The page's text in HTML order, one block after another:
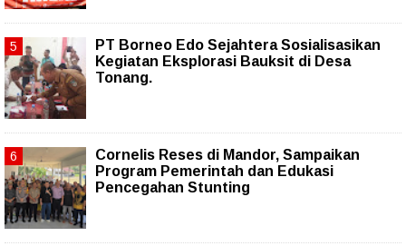
PT Borneo Edo Sejahtera Sosialisasikan
Kegiatan Eksplorasi Bauksit di Desa
Tonang.
Cornelis Reses di Mandor, Sampaikan
Program Pemerintah dan Edukasi
Pencegahan Stunting